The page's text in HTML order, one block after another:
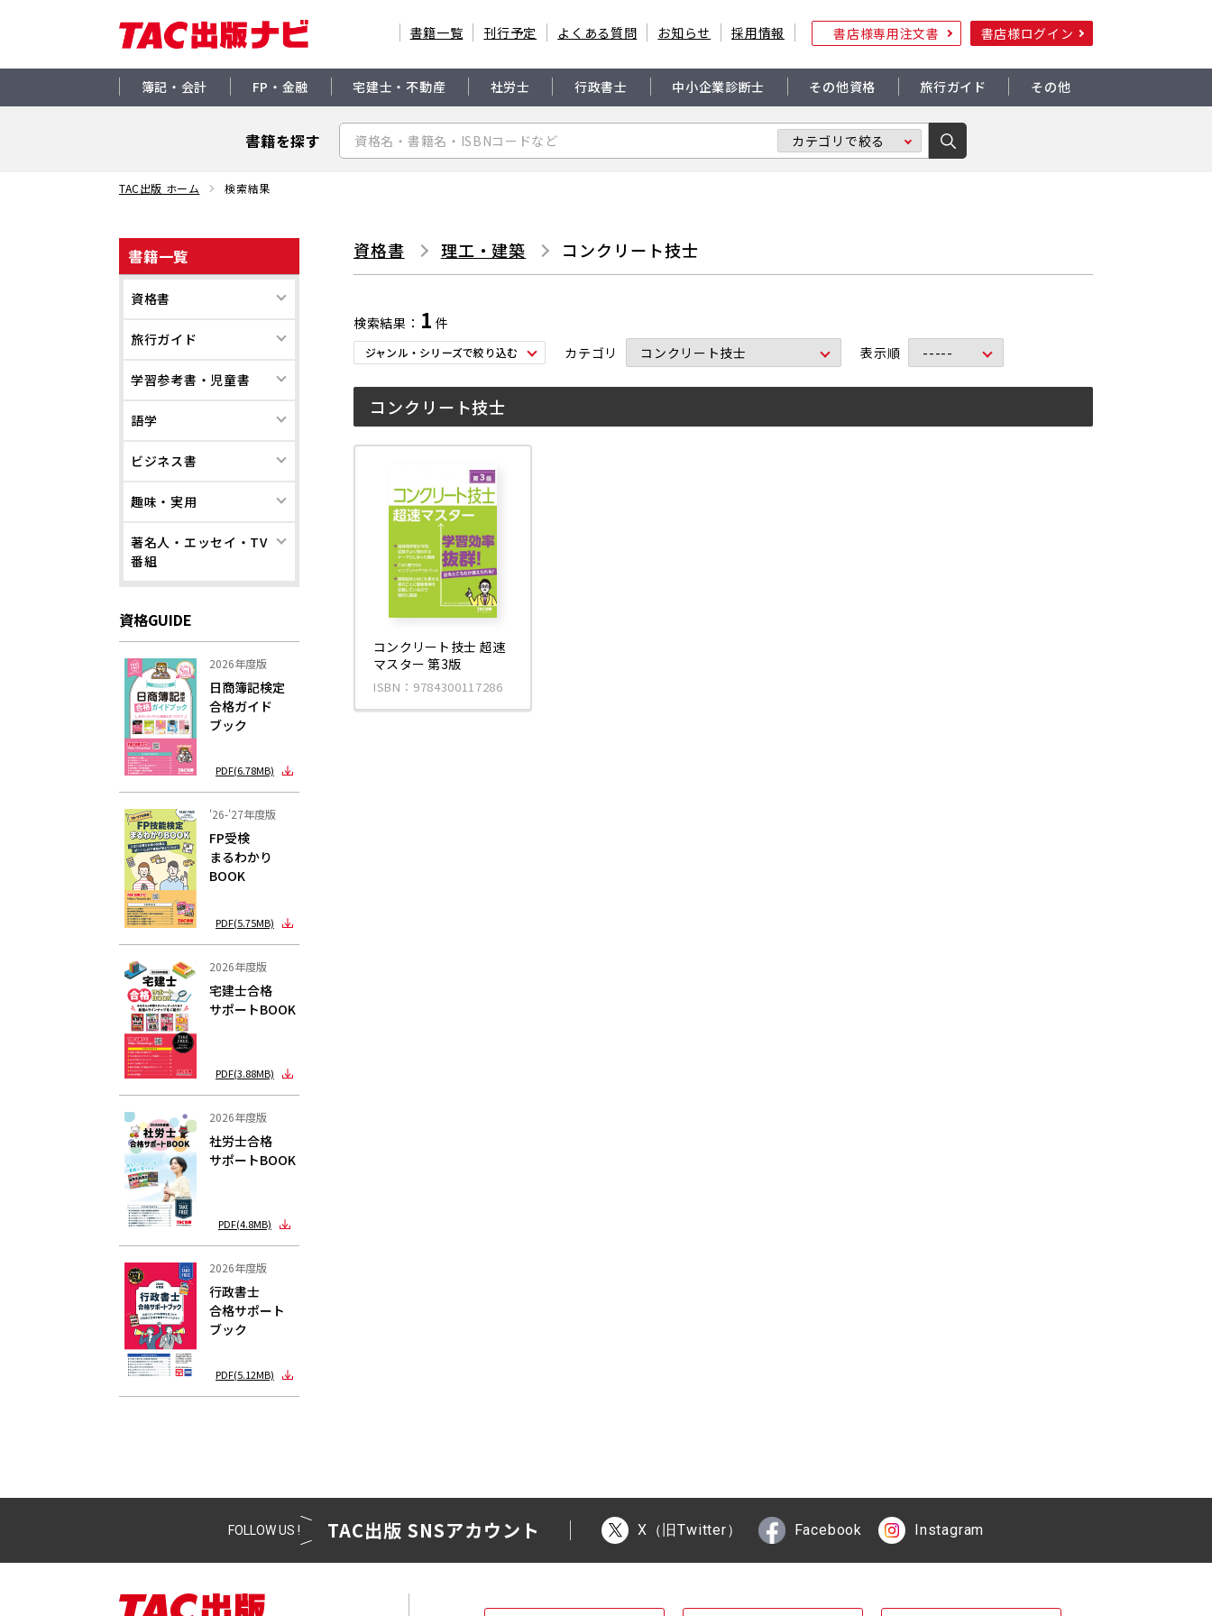
書籍一覧 刊行予定 よくある質問 お知らせ 採用情報 書店様専用注文書 書店様ログイン
簿記・会計 FP・金融 宅建士・不動産 社労士 行政書士 中小企業診断士 その他資格 旅行ガイド その他
書籍を探す
TAC出版 ホーム 検索結果
書籍一覧
資格書
旅行ガイド
学習参考書・児童書
語学
ビジネス書
趣味・実用
著名人・エッセイ・TV
番組
資格GUIDE
2026年度版
日商簿記検定
合格ガイド
ブック
PDF(6.78MB)
'26-'27年度版
FP受検
まるわかり
BOOK
PDF(5.75MB)
2026年度版
宅建士合格
サポートBOOK
PDF(3.88MB)
2026年度版
社労士合格
サポートBOOK
PDF(4.8MB)
2026年度版
行政書士
合格サポート
ブック
PDF(5.12MB)
資格書 理工・建築 コンクリート技士
検索結果 1 件
ジャンル・シリーズで絞り込む カテゴリ 表示順
コンクリート技士
コンクリート技士 超速
マスター 第3版
ISBN：9784300117286
FOLLOW US ! TAC出版 SNSアカウント X（旧Twitter） Facebook Instagram